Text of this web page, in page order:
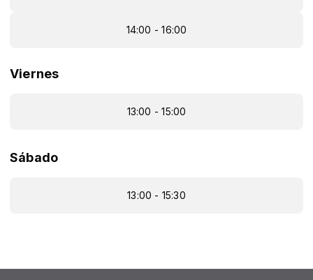
14:00 - 16:00
Viernes
13:00 - 15:00
Sábado
13:00 - 15:30